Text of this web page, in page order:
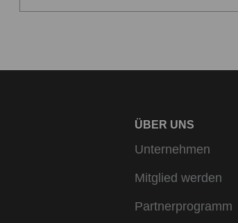
ÜBER UNS
Unternehmen
Mitglied werden
Partnerprogramm